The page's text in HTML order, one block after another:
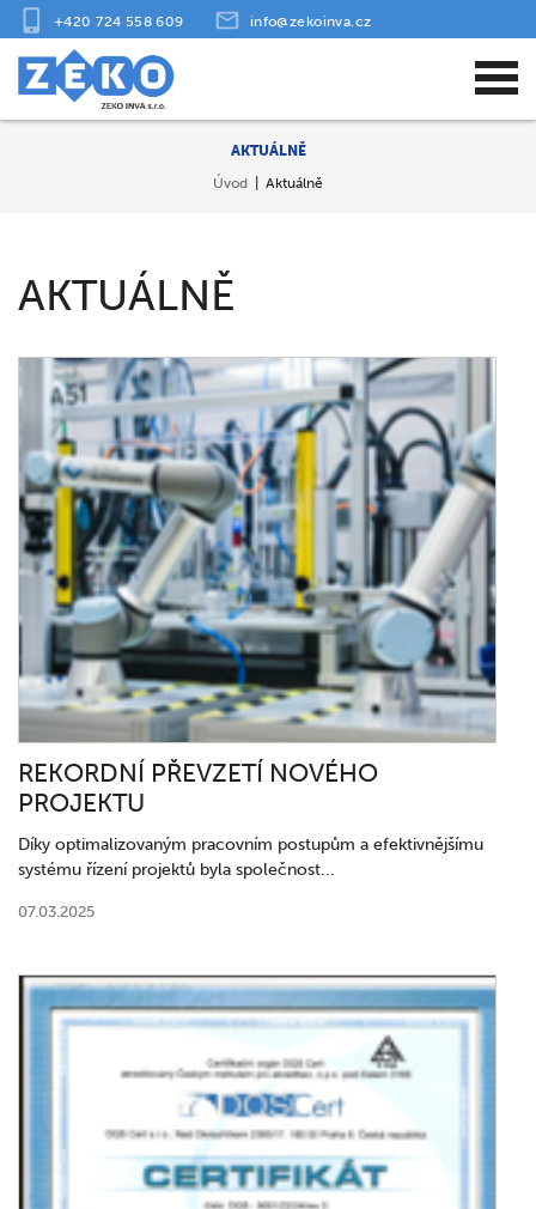
+420 724 558 609 info@zekoinva.cz
AKTUÁLNĚ
Úvod
Aktuálně
AKTUÁLNĚ
REKORDNÍ PŘEVZETÍ NOVÉHO
PROJEKTU
Díky optimalizovaným pracovním postupům a efektivnějšímu
systému řízení projektů byla společnost...
07.03.2025